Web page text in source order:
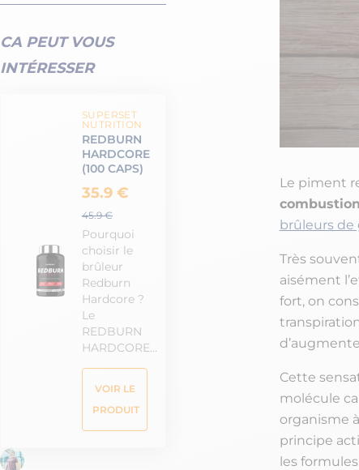
CA PEUT VOUS
INTÉRESSER
SUPERSET
NUTRITION
REDBURN
HARDCORE
(100 CAPS)
35.9 €
45.9 €
Pourquoi
choisir le
brûleur
Redburn
Hardcore ?
Le
REDBURN
HARDCORE…
VOIR LE
PRODUIT
Le piment
brûleurs de
Très
aisément
fort, on
Cette
molécule
organisme
principe
les